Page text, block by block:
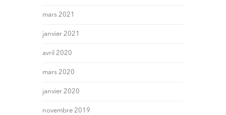
mars 2021
janvier 2021
avril 2020
mars 2020
janvier 2020
novembre 2019